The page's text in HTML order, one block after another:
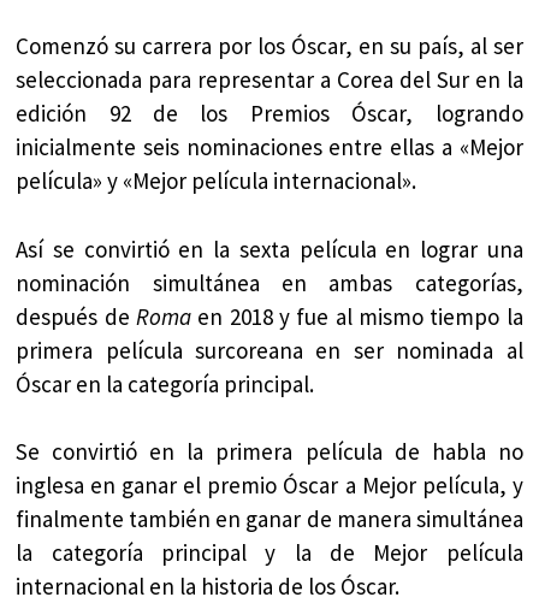
Comenzó su carrera por los Óscar, en su país, al ser
seleccionada para representar a Corea del Sur en la
edición 92 de los Premios Óscar, logrando
inicialmente seis nominaciones entre ellas a «Mejor
película» y «Mejor película internacional».
Así se convirtió en la sexta película en lograr una
nominación simultánea en ambas categorías,
después de Roma en 2018 y fue al mismo tiempo la
primera película surcoreana en ser nominada al
Óscar en la categoría principal​.
Se convirtió en la primera película de habla no
inglesa en ganar el premio Óscar a Mejor película, y
finalmente también en ganar de manera simultánea
la categoría principal y la de Mejor película
internacional en la historia de los Óscar.